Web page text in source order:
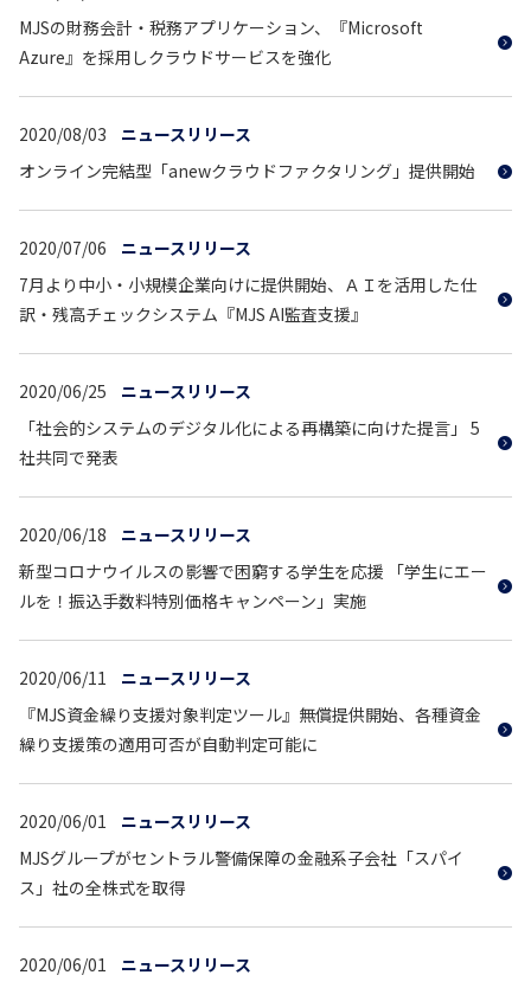
MJSの財務会計・税務アプリケーション、『Microsoft
Azure』を採用しクラウドサービスを強化
2020/08/03
ニュースリリース
オンライン完結型「anewクラウドファクタリング」提供開始
2020/07/06
ニュースリリース
7月より中小・小規模企業向けに提供開始、ＡＩを活用した仕
訳・残高チェックシステム『MJS AI監査支援』
2020/06/25
ニュースリリース
「社会的システムのデジタル化による再構築に向けた提言」 5
社共同で発表
2020/06/18
ニュースリリース
新型コロナウイルスの影響で困窮する学生を応援 「学生にエー
ルを！振込手数料特別価格キャンペーン」実施
2020/06/11
ニュースリリース
『MJS資金繰り支援対象判定ツール』無償提供開始、各種資金
繰り支援策の適用可否が自動判定可能に
2020/06/01
ニュースリリース
MJSグループがセントラル警備保障の金融系子会社「スパイ
ス」社の全株式を取得
2020/06/01
ニュースリリース